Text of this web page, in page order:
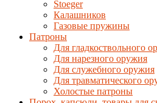
Stoeger
Калашников
Газовые пружины
Патроны
Для гладкоствольного
Для нарезного оружия
Для служебного оружия
Для травматического
Холостые патроны